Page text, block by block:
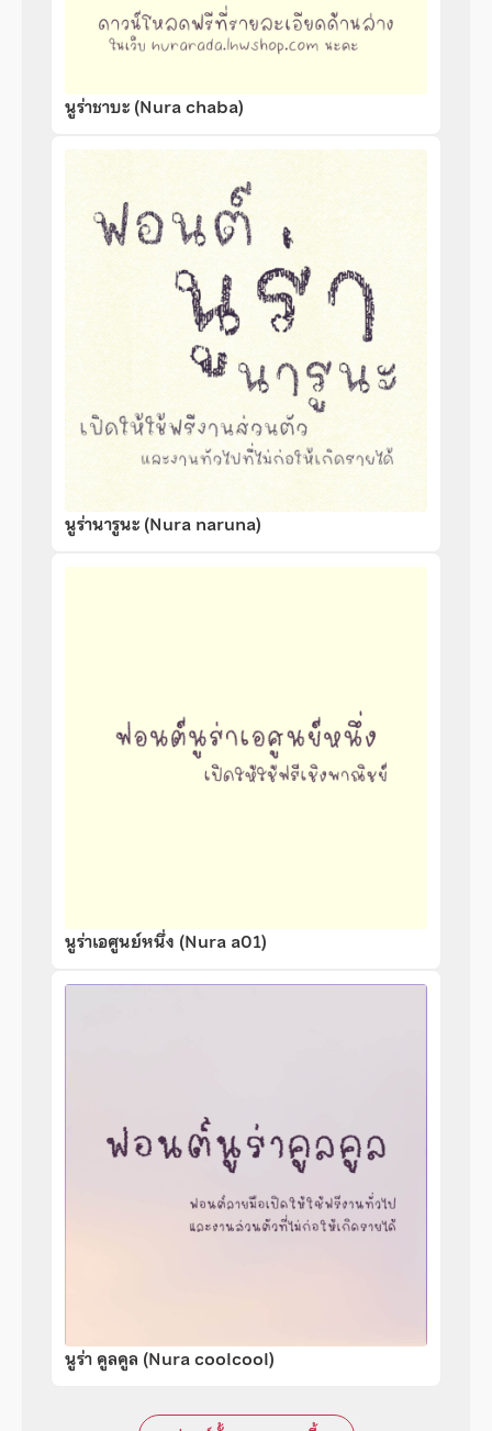
นูร่าชาบะ (Nura chaba)
นูร่านารูนะ (Nura naruna)
นูร่าเอศูนย์หนึ่ง (Nura a01)
นูร่า คูลคูล (Nura coolcool)